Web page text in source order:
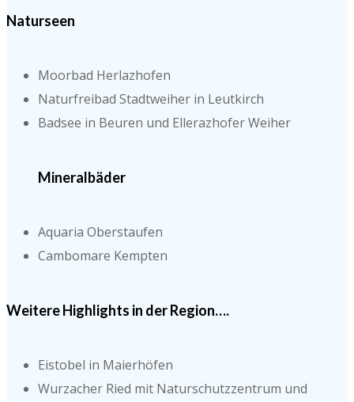
Naturseen
Moorbad Herlazhofen
Naturfreibad Stadtweiher in Leutkirch
Badsee in Beuren und Ellerazhofer Weiher
Mineralbäder
Aquaria Oberstaufen
Cambomare Kempten
Weitere Highlights in der Region….
Eistobel in Maierhöfen
Wurzacher Ried mit Naturschutzzentrum und